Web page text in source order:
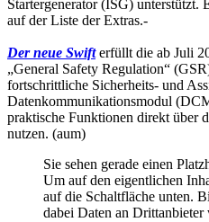
Startergenerator (ISG) unterstützt.
auf der Liste der Extras.-
Der neue Swifterfüllt die ab Juli
„General Safety Regulation“
fortschrittliche Sicherheits- und
Datenkommunikationsmodul
praktische Funktionen direkt über
nutzen. (aum)
Sie sehen gerade einen
Um auf den eigentlichen
auf die Schaltfläche unten.
dabei Daten an Drittanbieter